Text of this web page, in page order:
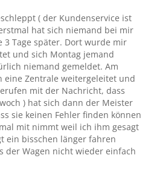
( der Kundenservice ist
hat sich niemand bei mir
Tage später. Dort wurde mir
und sich Montag jemand
niemand gemeldet. Am
eine Zentrale weitergeleitet und
mit der Nachricht, dass
) hat sich dann der Meister
sie keinen Fehler finden können
mit nimmt weil ich ihm gesagt
ein bisschen länger fahren
der Wagen nicht wieder einfach